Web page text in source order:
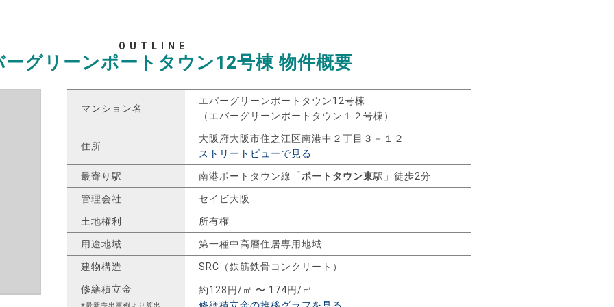
OUTLINE
ーグリーンポートタウン12号棟 物件概要
マンション名
エバーグリーンポートタウン12号棟
（エバーグリーンポートタウン１２号棟）
住所
大阪府大阪市住之江区南港中２丁目３－１２
ストリートビューで見る
最寄り駅 南港ポートタウン線「 ポートタウン東駅」徒歩2分
管理会社 セイビ大阪
土地権利 所有権
用途地域 第一種中高層住居専用地域
建物構造 SRC（鉄筋鉄骨コンクリート）
修繕積立金
※最新売出事例より算出
約128円/㎡ 〜 174円/㎡